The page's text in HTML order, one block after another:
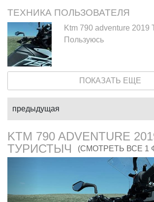
ТЕХНИКА ПОЛЬЗОВАТЕЛЯ
Ktm 790 adventure 2019
Пользуюсь
ПОКАЗАТЬ ЕЩЕ
предыдущая
KTM 790 ADVENTURE
ТУРИСТЫЧ
(СМОТРЕТЬ ВСЕ 1